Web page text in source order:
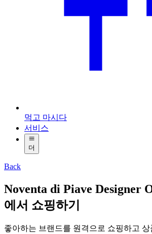
먹고 마시다
서비스
더
Back
Noventa di Piave Designer
에서 쇼핑하기
좋아하는 브랜드를 원격으로 쇼핑하고 상